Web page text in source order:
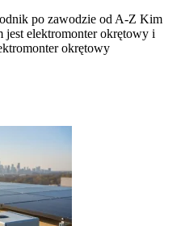
po zawodzie od A-Z Kim
elektromonter okrętowy i
okrętowy